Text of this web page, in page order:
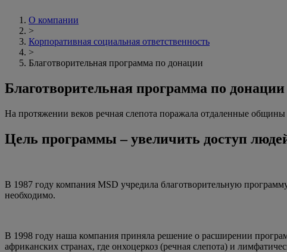
О компании
>
Корпоративная социальная ответственность
>
Благотворительная программа по донации
Благотворительная программа по донации
На протяжении веков речная слепота поражала отдаленные
Цель программы – увеличить доступ
В 1987 году компания MSD учредила благотворительную
необходимо.
В 1998 году наша компания приняла решение о расширении
африканских странах, где онхоцеркоз (речная слепота) и